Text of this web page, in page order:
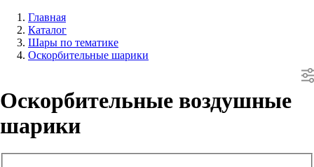
Главная
Каталог
Шары по тематике
Оскорбительные шарики
Оскорбительные воздушные
шарики